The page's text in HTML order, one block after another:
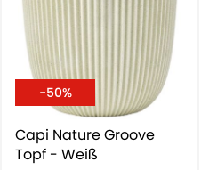
-50%
Capi Nature Groove
Topf - Weiß